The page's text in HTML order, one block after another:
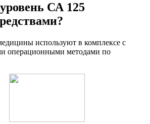
СА 125
используют в комплексе с
операционными методами по